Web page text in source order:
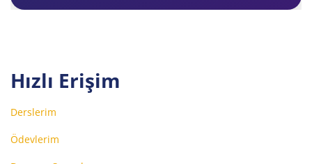
Hızlı Erişim
Derslerim
Ödevlerim